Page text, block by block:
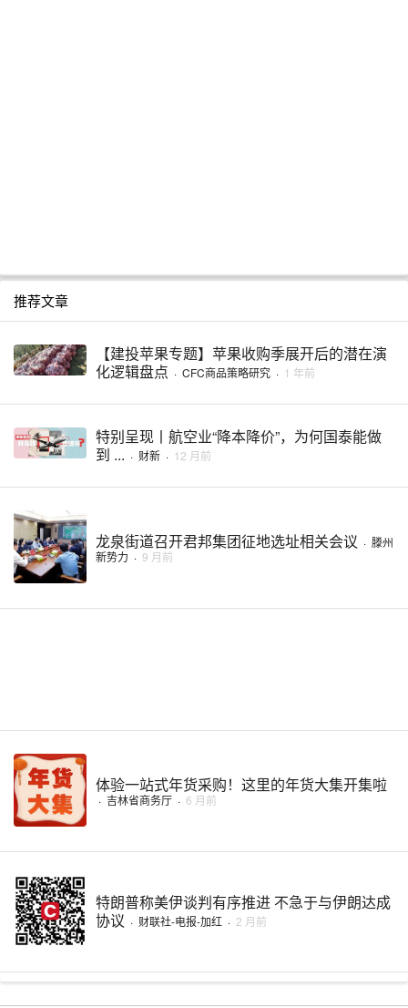
推荐文章
【建投苹果专题】苹果收购季展开后的潜在演
化逻辑盘点 · CFC商品策略研究 · 1 年前
特别呈现丨航空业“降本降价”，为何国泰能做
到 ... · 财新 · 12 月前
龙泉街道召开君邦集团征地选址相关会议 · 滕州
新势力 · 9 月前
体验一站式年货采购！这里的年货大集开集啦
· 吉林省商务厅 · 6 月前
特朗普称美伊谈判有序推进 不急于与伊朗达成
协议 · 财联社-电报-加红 · 2 月前